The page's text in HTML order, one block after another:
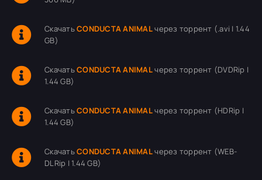
СкачатьCONDUCTA ANIMALчерез торрент (.avi | 1.44
GB)
СкачатьCONDUCTA ANIMALчерез торрент (DVDRip |
1.44 GB)
СкачатьCONDUCTA ANIMALчерез торрент (HDRip |
1.44 GB)
СкачатьCONDUCTA ANIMALчерез торрент (WEB-
DLRip | 1.44 GB)